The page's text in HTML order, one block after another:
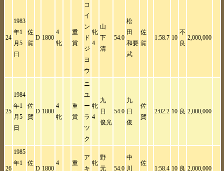
24
1983
年1
月5
日
佐
賀
D 1800
4
牝
重
賞
コ
イ
ン
ド
ジ
ヨ
ウ
牝
4
山
下
清
54.0
松
田
和要
武
佐
賀
1:58.7 10
不
良
2,000,000
25
1984
年1
月5
日
佐
賀
D 1800
4
牝
重
賞
ニ
ユ
ー
ラ
ツ
ク
牝
4
九
日
俊光
54.0
九
日
俊
佐
賀
2:02.2 10 良 2,000,000
26
1985
年1
佐
D 1800
4
重
ア
キ
牝
野
元
54.0
中
川
佐
1:58.4 10 良 2,000,000